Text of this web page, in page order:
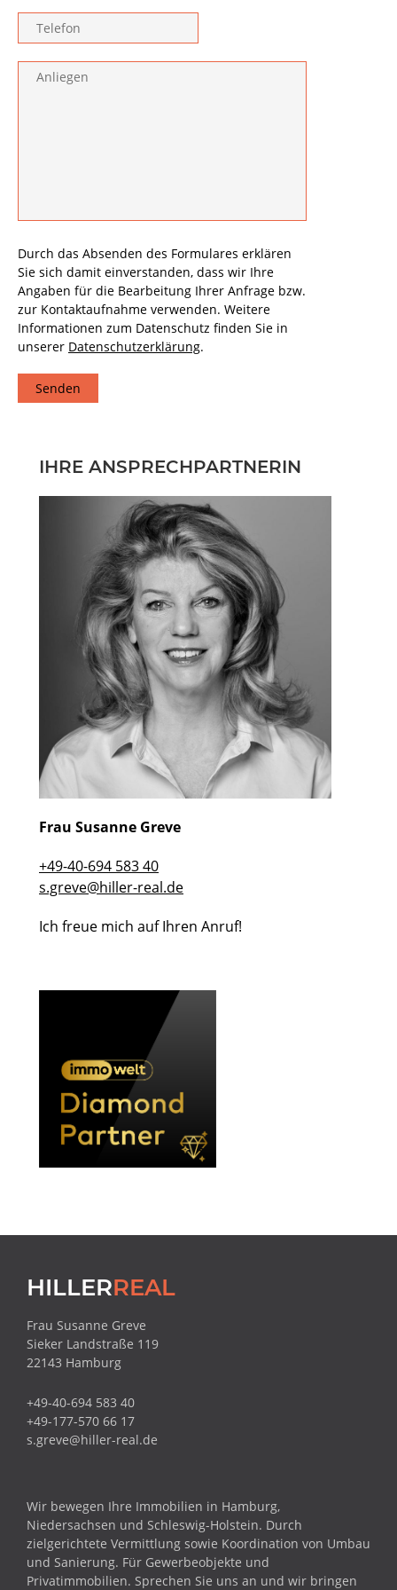
Durch das Absenden des Formulares erklären
Sie sich damit einverstanden, dass wir Ihre
Angaben für die Bearbeitung Ihrer Anfrage bzw.
zur Kontaktaufnahme verwenden. Weitere
Informationen zum Datenschutz finden Sie in
unserer Datenschutzerklärung.
IHRE ANSPRECHPARTNERIN
Frau Susanne Greve
+49-40-694 583 40
s.greve@hiller-real.de
Ich freue mich auf Ihren Anruf!
HILLERREAL
Frau Susanne Greve
Sieker Landstraße 119
22143 Hamburg
+49-40-694 583 40
+49-177-570 66 17
s.greve@hiller-real.de
Wir bewegen Ihre Immobilien in Hamburg,
Niedersachsen und Schleswig-Holstein. Durch
zielgerichtete Vermittlung sowie Koordination von Umbau
und Sanierung. Für Gewerbeobjekte und
Privatimmobilien. Sprechen Sie uns an und wir bringen